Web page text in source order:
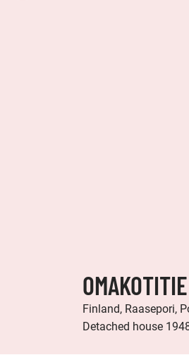
Finland, Raasepori,
Detached house